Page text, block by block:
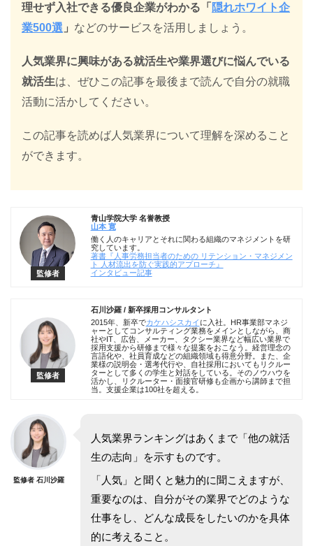
理せず入社できる優良企業がわかる「 隠れホワイト企
業500選 」 などのサービスを活用しましょう。
人気業界に興味がある就活生や業界選びに悩んでいる
就活生は、ぜひこの記事を最後まで読んで自分の就職
活動に活かしてください。
この記事を読めば人気業界について理解を深めること
ができます。
監修者
青山学院大学 名誉教授
山本 寛
働く人のキャリアとそれに関わる組織のマネジメントを研
究しています。
著書『人事労務担当者のための リテンション・マネジメン
ト 人材流出を防ぐ実践的アプローチ』
インタビュー記事
監修者
石川沙羅 / 新卒採用コンサルタント
2015年、新卒でカケハシスカイ に入社。HR事業部マネジ
ャーとしてコンサルティング業務をメインとしながら、商
社やIT、広告、メーカー、タクシー業界など幅広い業界で
採用支援から研修まで様々な提案をおこなう。経営理念の
言語化や、社員育成などの組織領域も得意分野。また、企
業様の説明会・選考代行や、自社採用においてもリクルー
ターとして多くの学生と対話をしている。そのノウハウを
活かし、リクルーター・面接官研修も企画から講師まで担
当。支援企業は100社を超える。
監修者 石川沙羅
人気業界ランキングはあくまで「他の就活
生の志向」を示すものです。
「人気」と聞くと魅力的に聞こえますが、
重要なのは、自分がその業界でどのような
仕事をし、どんな成長をしたいのかを具体
的に考えること。